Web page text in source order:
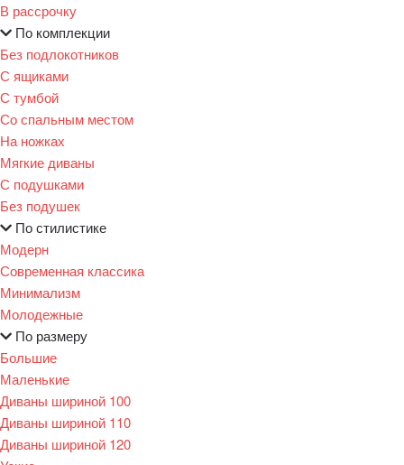
В рассрочку
По комплекции
Без подлокотников
С ящиками
С тумбой
Со спальным местом
На ножках
Мягкие диваны
С подушками
Без подушек
По стилистике
Модерн
Современная классика
Минимализм
Молодежные
По размеру
Большие
Маленькие
Диваны шириной 100
Диваны шириной 110
Диваны шириной 120